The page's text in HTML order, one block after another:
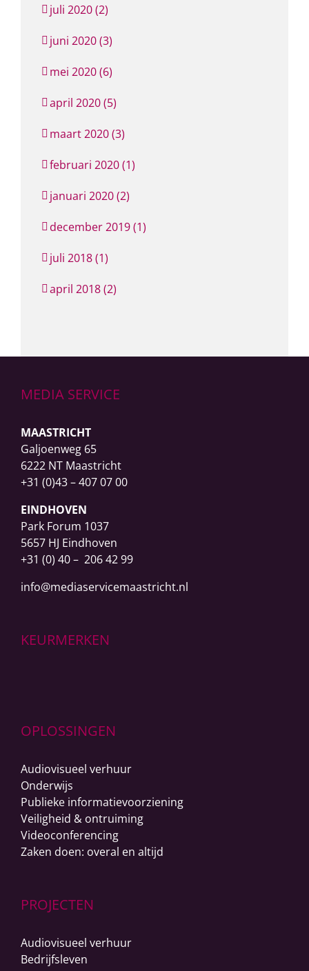
juli 2020 (2)
juni 2020 (3)
mei 2020 (6)
april 2020 (5)
maart 2020 (3)
februari 2020 (1)
januari 2020 (2)
december 2019 (1)
juli 2018 (1)
april 2018 (2)
MEDIA SERVICE
MAASTRICHT
Galjoenweg 65
6222 NT Maastricht
+31 (0)43 – 407 07 00
EINDHOVEN
Park Forum 1037
5657 HJ Eindhoven
+31 (0) 40 – 206 42 99
info@mediaservicemaastricht.nl
KEURMERKEN
OPLOSSINGEN
Audiovisueel verhuur
Onderwijs
Publieke informatievoorziening
Veiligheid & ontruiming
Videoconferencing
Zaken doen: overal en altijd
PROJECTEN
Audiovisueel verhuur
Bedrijfsleven